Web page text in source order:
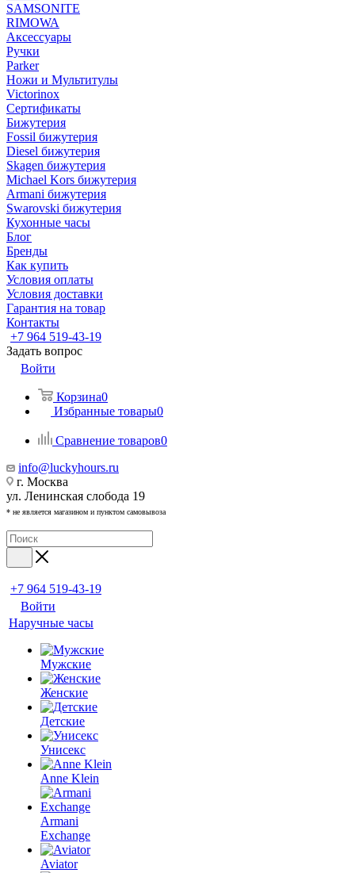
SAMSONITE
RIMOWA
Аксессуары
Ручки
Parker
Ножи и Мультитулы
Victorinox
Сертификаты
Бижутерия
Fossil бижутерия
Diesel бижутерия
Skagen бижутерия
Michael Kors бижутерия
Armani бижутерия
Swarovski бижутерия
Кухонные часы
Блог
Бренды
Как купить
Условия оплаты
Условия доставки
Гарантия на товар
Контакты
+7 964 519-43-19
Задать вопрос
Войти
Корзина0
Избранные товары0
Сравнение товаров0
info@luckyhours.ru
г. Москва
ул. Ленинская слобода 19
* не является магазином и пунктом самовывоза
+7 964 519-43-19
Войти
Наручные часы
Мужские
Женские
Детские
Унисекс
Anne Klein
Armani
Exchange
Aviator